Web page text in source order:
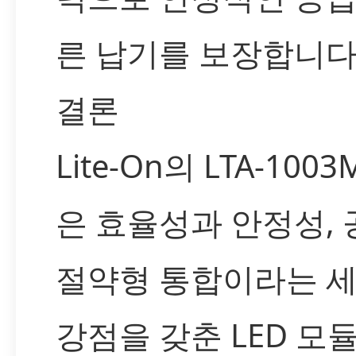
른 납기를 보장합니
결론
Lite-On의 LTA-
은 효율성과 안정성,
절약형 통합이라는
강점을 갖춘 LED 모